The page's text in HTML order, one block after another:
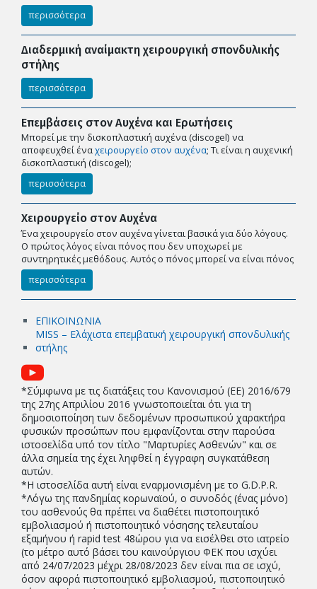
περισσότερα
Διαδερμική αναίμακτη χειρουργική σπονδυλικής
στήλης
περισσότερα
Επεμβάσεις στον Αυχένα και Ερωτήσεις
Μπορεί με την δισκοπλαστική αυχένα (discogel) να
αποφευχθεί έναχειρουργείο στον αυχένα; Tι είναι η αυχενική
δισκοπλαστική (discogel);
περισσότερα
Χειρουργείο στον Αυχένα
Ένα χειρουργείο στον αυχένα γίνεται βασικά για δύο λόγους.
Ο πρώτος λόγος είναι πόνος που δεν υποχωρεί με
συντηρητικές μεθόδους. Αυτός ο πόνος μπορεί να είναι πόνος
περισσότερα
ΕΠΙΚΟΙΝΩΝΙΑ
MISS – Ελάχιστα επεμβατική χειρουργική σπονδυλικής
στήλης
*Σύμφωνα με τις διατάξεις του Κανονισμού (EE) 2016/679
της 27ης Απριλίου 2016 γνωστοποιείται ότι για τη
δημοσιοποίηση των δεδομένων προσωπικού χαρακτήρα
φυσικών προσώπων που εμφανίζονται στην παρούσα
ιστοσελίδα υπό τον τίτλο "Μαρτυρίες Ασθενών" και σε
άλλα σημεία της έχει ληφθεί η έγγραφη συγκατάθεση
αυτών.
*Η ιστοσελίδα αυτή είναι εναρμονισμένη με το G.D.P.R.
*Λόγω της πανδημίας κορωναϊού, ο συνοδός (ένας μόνο)
του ασθενούς θα πρέπει να διαθέτει πιστοποιητικό
εμβολιασμού ή πιστοποιητικό νόσησης τελευταίου
εξαμήνου ή rapid test 48ώρου για να εισέλθει στο ιατρείο
(το μέτρο αυτό βάσει του καινούργιου ΦΕΚ που ισχύει
από 24/07/2023 μέχρι 28/08/2023 δεν είναι πια σε ισχύ,
όσον αφορά πιστοποιητικό εμβολιασμού, πιστοποιητικό